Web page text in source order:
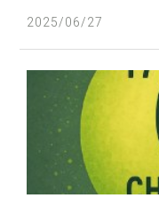
【中途】製造（オペレー
【中途】①設備及び電
採用エントリー
電子公告
2025/06/27